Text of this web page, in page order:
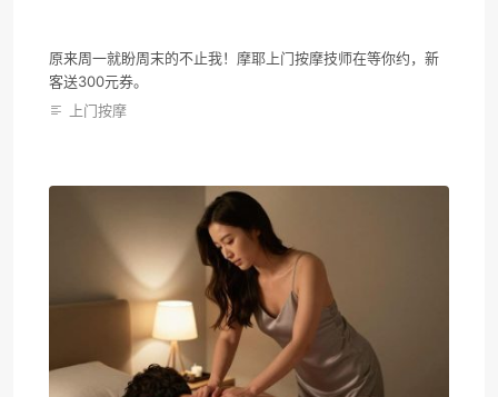
原来周一就盼周末的不止我！摩耶上门按摩技师在等你约，新
客送300元券。
上门按摩